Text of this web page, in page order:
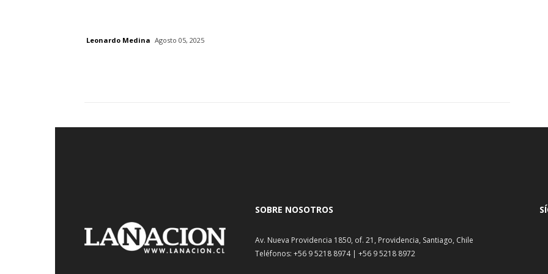
Leonardo Medina Agosto 05, 2025
SOBRE NOSOTROS
Av. Nueva Providencia 1850, of. 21, Providencia, Santiago, Chile
Teléfonos: +56 9 5218 8974 | +56 9 5218 8972